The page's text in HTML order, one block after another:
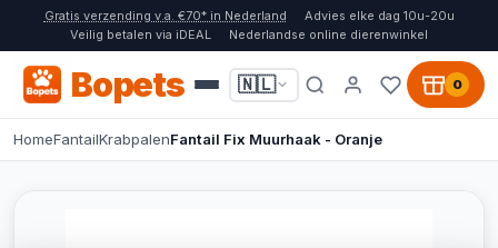
Gratis verzending v.a. €70* in Nederland
Advies elke dag 10u-20u
Veilig betalen via iDEAL
Nederlandse online dierenwinkel
Bopets 🇳🇱 0
HomeFantailKrabpalenFantail Fix Muurhaak - Oranje